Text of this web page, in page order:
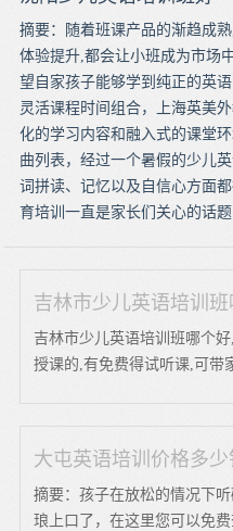
摘要：随着班课产品的渐趋成
体验提升,都会让小班成为市场
望自家孩子能够学到纯正的英
灵活课程时间组合，上海英美
化的学习内容和融入式的课堂
曲列表，经过一个暑假的少儿
词拼读、记忆以及自信心方面
育培训一直是家长们关心的话
吉林市少儿英语培训班
吉林市少儿英语培训班哪个
授课的,有免费得试听课,可带
大屯英语培训价格多少
摘要：孩子在放松的情况下
琅上口了，在这里您可以免